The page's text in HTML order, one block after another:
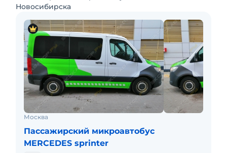
Новосибирска
Москва
Пассажирский микроавтобус
MERCEDES sprinter